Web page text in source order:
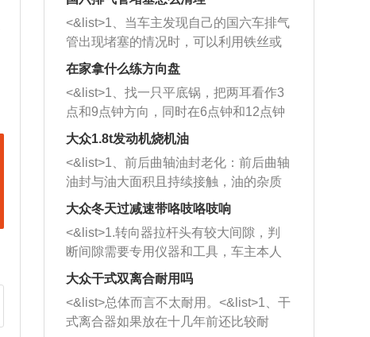
也是为了更好的开拓市场。
<&list>1、当车主发现自己的国六车排气
管出现堵塞的情况时，可以利用铁丝或
者是细棍，直接将杂物给取出来，如果
堵塞情况比较严重，也可以采取应急措
施。 <&list>2、直接利用木棍将所有的
杂物推到排气管里面的位置处，然后将
三元催化器拆解开，就可以将堵塞的东
西取出来。但如果是因为积碳过多引起
的堵塞，就需要将三元催化器泡在草酸
洗剂对堵塞的情况得到解决，将清洗剂
放在燃油箱中，与燃油混合后，车辆启
动时，就可以和汽油一起进入到燃烧
室，最后形成废气排出，就可以让三元
催化器得到清洗，排气管堵塞的情况就
能够得到解决。
在家拿什么练方向盘
<&list>1、找一只平底锅，把两耳看作3
点和9点钟方向，同时在6点钟和12点钟
方向做一个标记。 <&list>2、双手握住
一圈半的练习，往右同样也要打相同的
圈数。 <&list>3、最后强调要反复练
习，这样就可以形成肌肉记忆，在真实
驾驶车辆时，不需要记忆也能打好方
向。
大众1.8t发动机烧机油
<&list>1、前后曲轴油封老化：前后曲轴
油封与油大面积且持续接触，油的杂质
和发动机内持续温度变化使其密封效果
逐渐减弱，导致渗油或漏油。<&list>2、
活塞间隙过大：积碳会使活塞环与缸体
的间隙扩大，导致机油流入燃烧室中，
造成烧机油。<&list>3、机油粘度。使用
机油粘度过小的话，同样会有烧机油现
象，机油粘度过小具有很好的流动性，
大众冬天过减速带咯吱咯吱响
<&list>1.转向器拉杆头有较大间隙，判
断间隙需要专用仪器和工具，车主本人
无法制作，需要将车辆送到修理厂或4s
店；<&list>2.车辆半轴套管防尘罩破
裂，破裂后会出现漏油现象，使半轴磨
损严重，磨损的半轴容易损坏，产生异
大众干式双离合耐用吗
<&list>总体而言不太耐用。<&list>1、干
式离合器如果放在十几年前还比较耐